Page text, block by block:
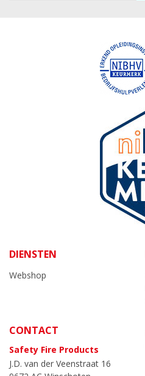
DIENSTEN
Webshop
CONTACT
Safety Fire Products
J.D. van der Veenstraat 16